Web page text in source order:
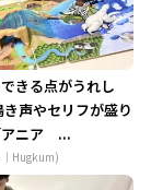
きる点がうれし
声やセリフが盛り
アニア ...
Hugkum)